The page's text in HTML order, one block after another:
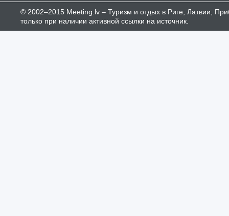
© 2002–2015 Meeting.lv – Туризм и отдых в Риге, Латвии,
только при наличии активной ссылки на источник.